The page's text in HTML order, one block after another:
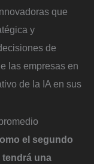
que
y
de
las empresas en
de la IA en sus
el segundo
tendrá una